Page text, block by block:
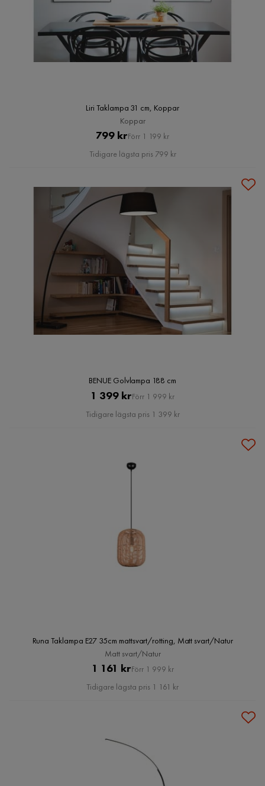
Liri Taklampa 31 cm, Koppar
Koppar
Pris
799 kr Original
Pris
Förr 1 199 kr
Tidigare lägsta pris 799 kr
BENUE Golvlampa 188 cm
Pris
1 399 krOriginal
Pris
Förr 1 999 kr
Tidigare lägsta pris 1 399 kr
Runa Taklampa E27 35cm mattsvart/rotting, Matt svart/Natur
Matt svart/Natur
Pris
1 161 krOriginal
Pris
Förr 1 999 kr
Tidigare lägsta pris 1 161 kr